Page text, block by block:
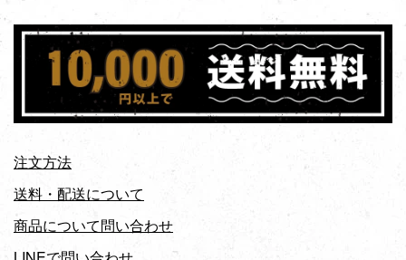
注文方法
送料・配送について
商品について問い合わせ